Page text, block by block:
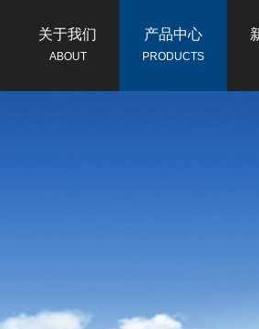
关于我们
ABOUT
产品中心
PRODUCTS